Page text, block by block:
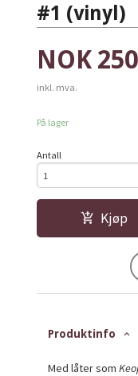
#1 (vinyl)
Pris
NOK
inkl. mva.
På lager
Antall
Kjøp
Produktinfo
Med låter som